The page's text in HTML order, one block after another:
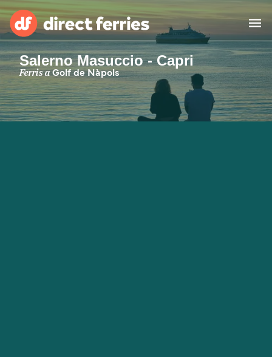
Països
Bitllets de Ferry
Salerno Masuccio - Capri
Ferris aGolf de Nàpols